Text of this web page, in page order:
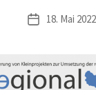
18. Mai 2022